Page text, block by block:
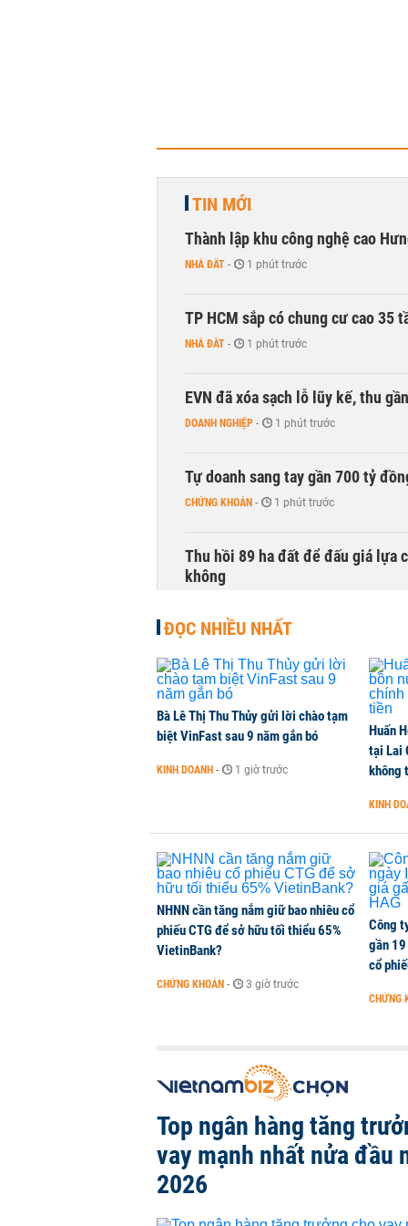
TIN MỚI
Thành lập khu công nghệ cao
NHÀ ĐẤT - 1 phút trước
TP HCM sắp có chung cư cao 35
NHÀ ĐẤT - 1 phút trước
EVN đã xóa sạch lỗ lũy kế, thu
DOANH NGHIỆP - 1 phút trước
Tự doanh sang tay gần 700 tỷ
CHỨNG KHOÁN - 1 phút trước
Thu hồi 89 ha đất để đấu giá lựa
không
Dòng tiền ngoại bất ngờ trở lại
CHỨNG KHOÁN 1 phút trước
Kiến nghị đưa người bán hàng
TikToker Khánh Sky, Vua Quạt,
ĐỌC NHIỀU NHẤT
Bà Lê Thị Thu Thủy gửi lời chào tạm
biệt VinFast sau 9 năm gắn bó
KINH DOANH - 1 giờ trước
Huấn
tại Lai
không
KINH
NHNN cần tăng nắm giữ bao nhiêu cổ
phiếu CTG để sở hữu tối thiểu 65%
VietinBank?
CHỨNG KHOÁN - 3 giờ trước
Công
gần
cổ
CHỨNG
Top ngân hàng tăng
vay mạnh nhất nửa đầu
2026